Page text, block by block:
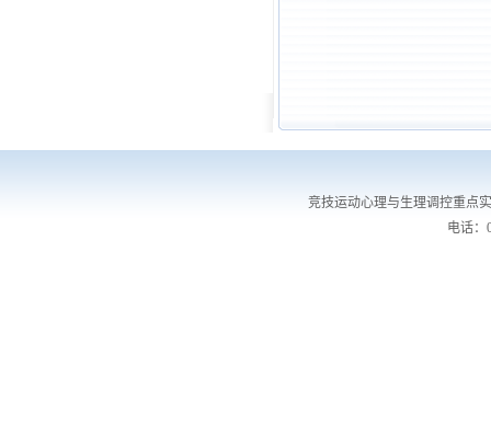
竞技运动心理与生理调控重点
电话：